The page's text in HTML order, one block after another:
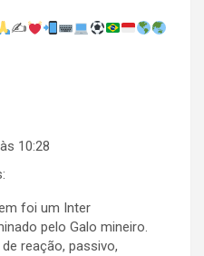
✍
10:28
foi um Inter
pelo Galo mineiro.
reação, passivo,